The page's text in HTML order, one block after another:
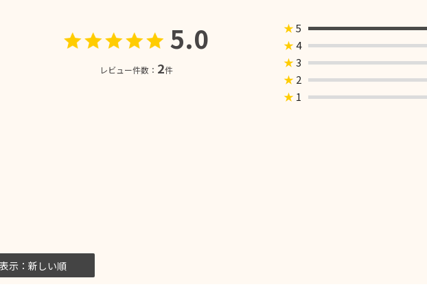
5.0
レビュー件数： 2件
★5
★4
★3
★ 2
★ 1
表示：新しい順